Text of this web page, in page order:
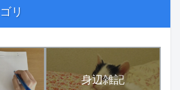
リ
身辺雑記